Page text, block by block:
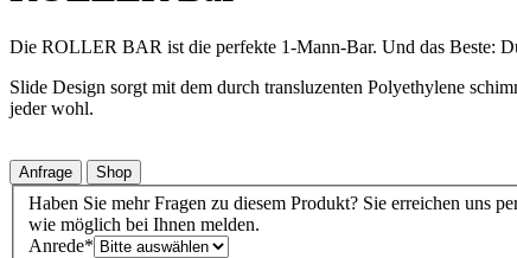
Die ROLLER BAR ist die perfekte 1-Mann-Bar. Und das Beste:
Slide Design sorgt mit dem durch transluzenten Polyethylene
jeder wohl.
Anfrage Shop
Haben Sie mehr Fragen zu diesem Produkt? Sie erreichen uns
wie möglich bei Ihnen melden.
Anrede*